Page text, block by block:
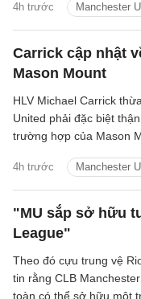
4h trước Manchester
Carrick xác nhận.
Carrick cập nhật
Mason Mount
4h trước Manchester
HLV Michael Carrick
United phải đặc biệt
trường hợp của Mason
vì vấn đề thể trạng trong
PSG.
"MU sắp sở hữu
League"
Theo đó cựu trung vệ
tin rằng CLB
toàn có thể sở hữu một